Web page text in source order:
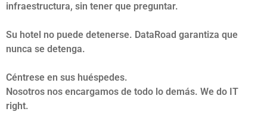
infraestructura, sin tener que preguntar.
Su hotel no puede detenerse. DataRoad garantiza que
nunca se detenga.
Céntrese en sus huéspedes.
Nosotros nos encargamos de todo lo demás. We do IT
right.